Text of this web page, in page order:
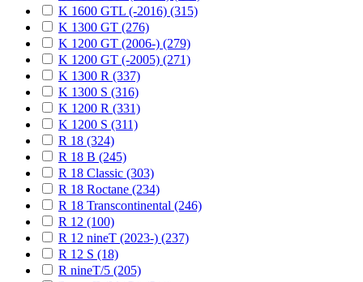
K 1600 GTL (-2016) (315)
K 1300 GT (276)
K 1200 GT (2006-) (279)
K 1200 GT (-2005) (271)
K 1300 R (337)
K 1300 S (316)
K 1200 R (331)
K 1200 S (311)
R 18 (324)
R 18 B (245)
R 18 Classic (303)
R 18 Roctane (234)
R 18 Transcontinental (246)
R 12 (100)
R 12 nineT (2023-) (237)
R 12 S (18)
R nineT/5 (205)